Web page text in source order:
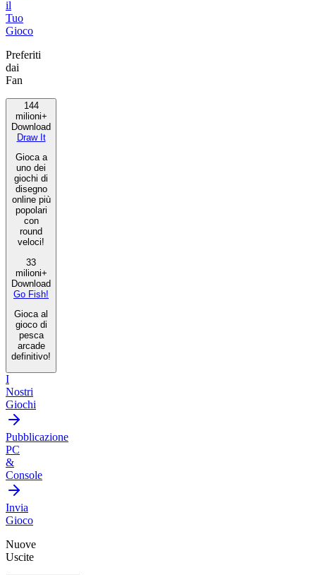
il
Tuo
Gioco
Preferiti
dai
Fan
144
milioni+
Download
Draw It
Gioca a
uno dei
giochi di
disegno
online più
popolari
con
round
veloci!
33
milioni+
Download
Go Fish!
Gioca al
gioco di
pesca
arcade
definitivo!
I
Nostri
Giochi
Pubblicazione
PC
&
Console
Invia
Gioco
Nuove
Uscite